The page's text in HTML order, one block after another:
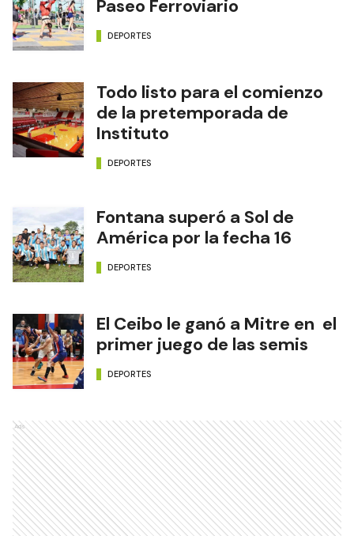
Paseo Ferroviario
DEPORTES
Todo listo para el comienzo
de la pretemporada de
Instituto
DEPORTES
Fontana superó a Sol de
América por la fecha 16
DEPORTES
El Ceibo le ganó a Mitre en el
primer juego de las semis
DEPORTES
Ads